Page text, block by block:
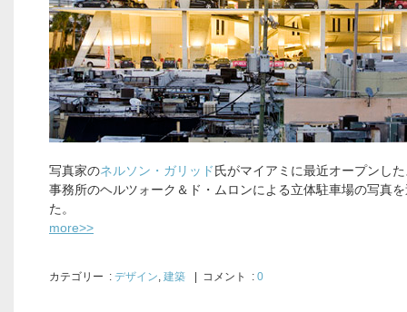
写真家のネルソン・ガリッド氏がマイアミに最近オープンし
事務所のヘルツォーク＆ド・ムロンによる立体駐車場の写真
た。
more>>
カテゴリー : デザイン, 建築 | コメント : 0